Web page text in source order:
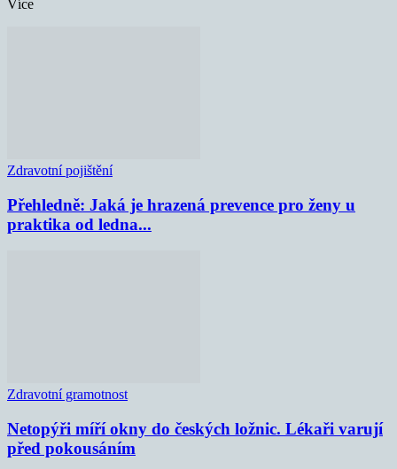
Více
Zdravotní pojištění
Přehledně: Jaká je hrazená prevence pro ženy u
praktika od ledna...
Zdravotní gramotnost
Netopýři míří okny do českých ložnic. Lékaři varují
před pokousáním